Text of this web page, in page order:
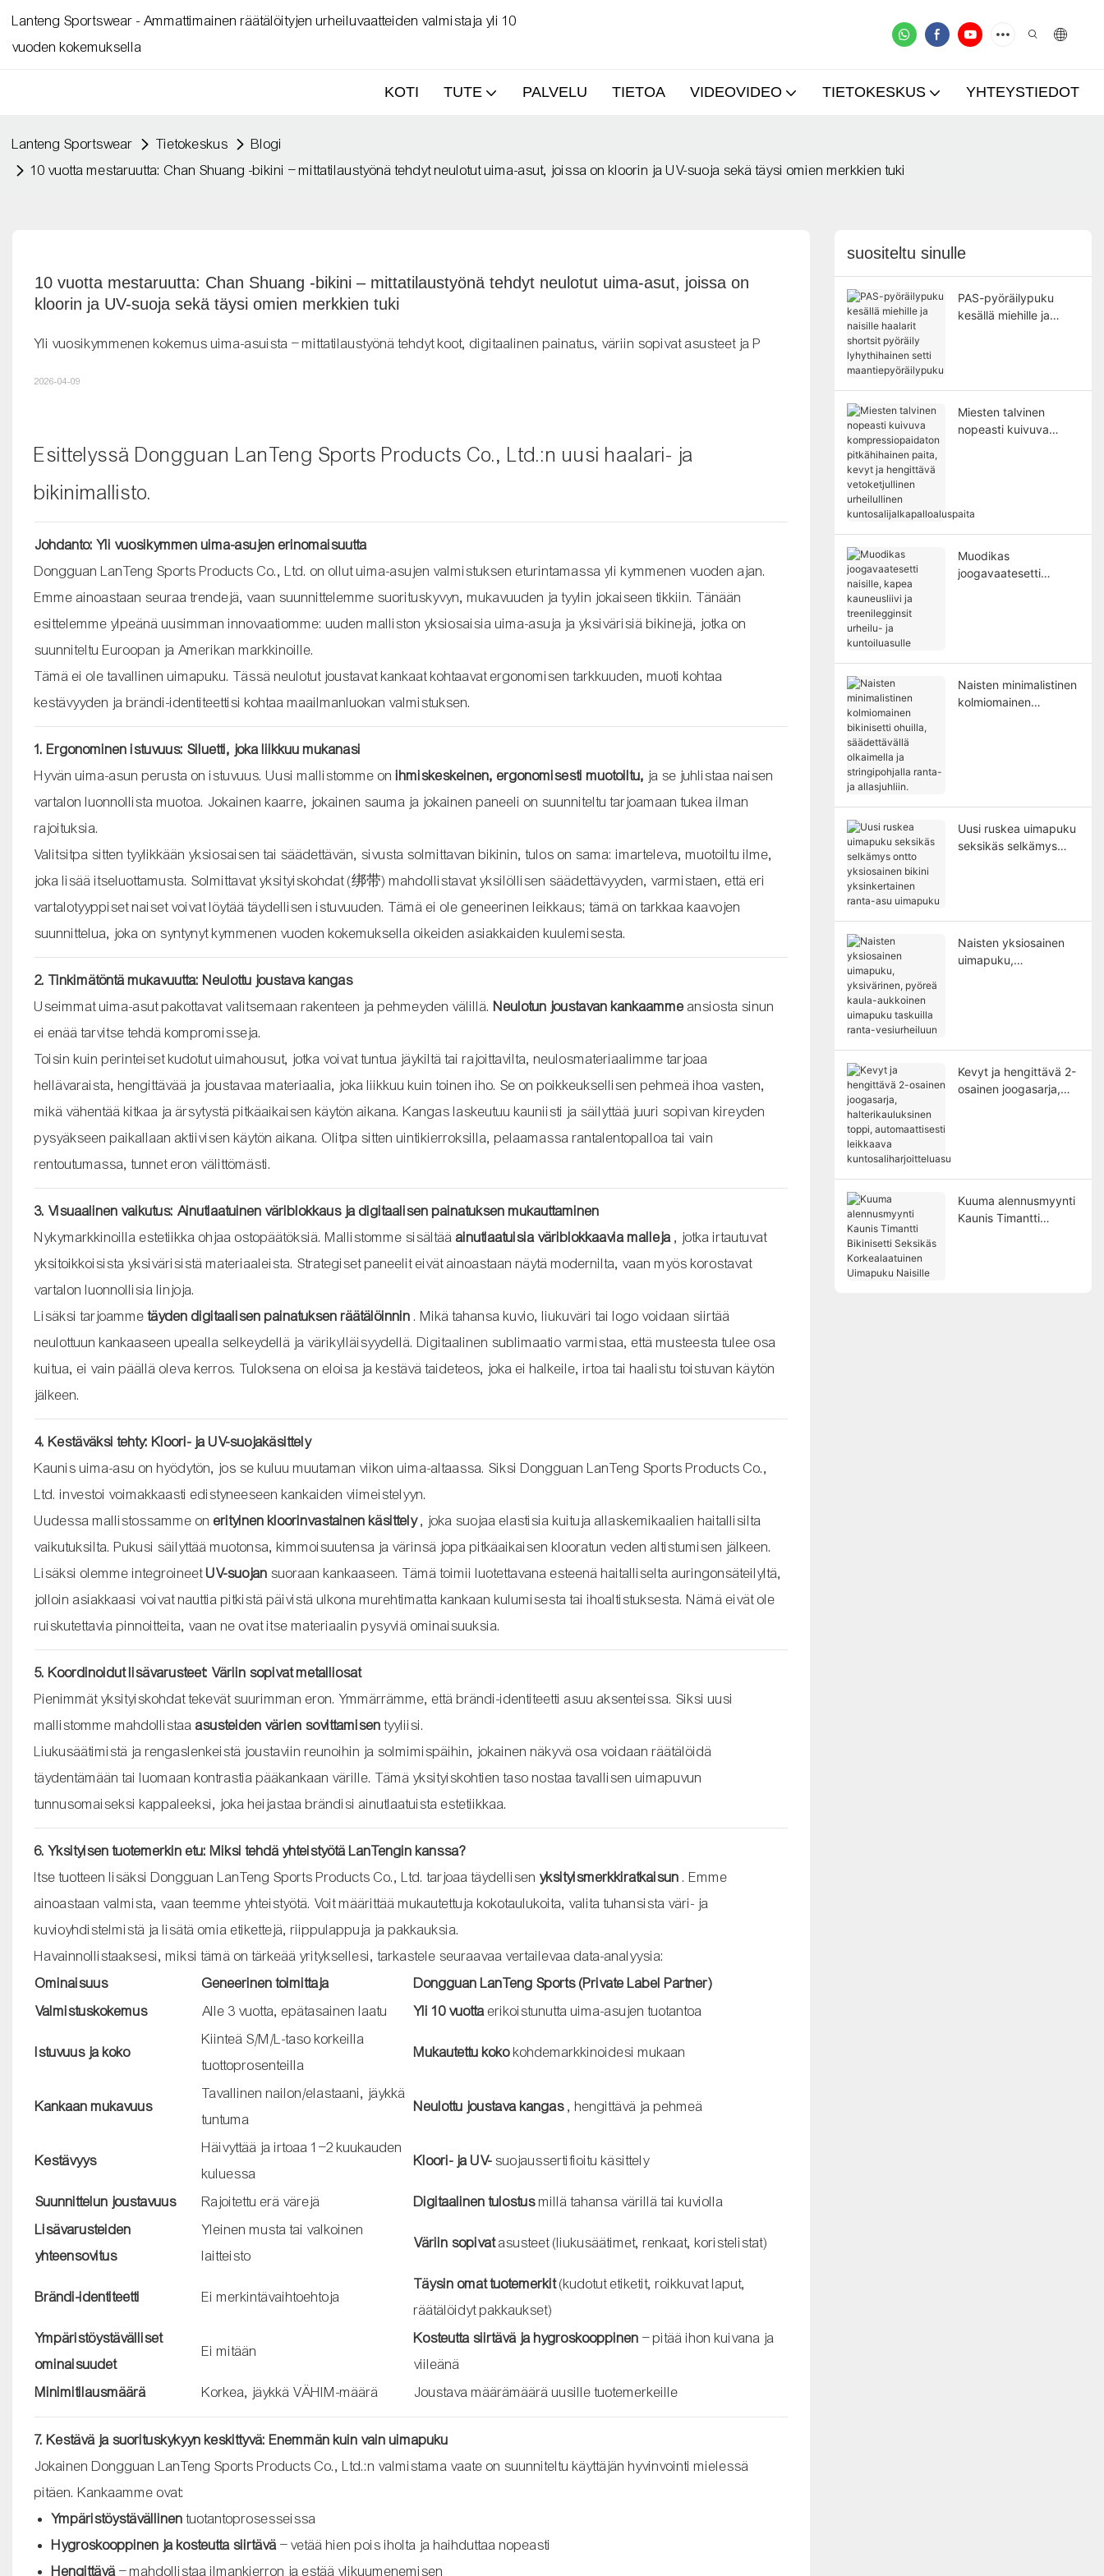
Lanteng Sportswear - Ammattimainen räätälöityjen urheiluvaatteiden valmistaja yli 10
vuoden kokemuksella
KOTI TUTE PALVELU TIETOA VIDEOVIDEO TIETOKESKUS YHTEYSTIEDOT
Lanteng Sportswear Tietokeskus
Blogi
10 vuotta mestaruutta: Chan Shuang -bikini – mittatilaustyönä tehdyt neulotut uima-asut, joissa on kloorin ja UV-suoja sekä täysi omien merkkien tuki
10 vuotta mestaruutta: Chan Shuang -bikini – mittatilaustyönä tehdyt neulotut uima-asut, joissa on
kloorin ja UV-suoja sekä täysi omien merkkien tuki
Yli vuosikymmenen kokemus uima-asuista – mittatilaustyönä tehdyt koot, digitaalinen painatus, väriin sopivat asusteet ja P
2026-04-09
Esittelyssä Dongguan LanTeng Sports Products Co., Ltd.:n uusi haalari- ja
bikinimallisto.
Johdanto: Yli vuosikymmen uima-asujen erinomaisuutta
Dongguan LanTeng Sports Products Co., Ltd. on ollut uima-asujen valmistuksen eturintamassa yli kymmenen vuoden ajan.
Emme ainoastaan ​​seuraa trendejä, vaan suunnittelemme suorituskyvyn, mukavuuden ja tyylin jokaiseen tikkiin. Tänään
esittelemme ylpeänä uusimman innovaatiomme: uuden malliston yksiosaisia ​​uima-asuja ja yksivärisiä bikinejä, jotka on
suunniteltu Euroopan ja Amerikan markkinoille.
Tämä ei ole tavallinen uimapuku. Tässä neulotut joustavat kankaat kohtaavat ergonomisen tarkkuuden, muoti kohtaa
kestävyyden ja brändi-identiteettisi kohtaa maailmanluokan valmistuksen.
1. Ergonominen istuvuus: Siluetti, joka liikkuu mukanasi
Hyvän uima-asun perusta on istuvuus. Uusi mallistomme onihmiskeskeinen, ergonomisesti muotoiltu, ja se juhlistaa naisen
vartalon luonnollista muotoa. Jokainen kaarre, jokainen sauma ja jokainen paneeli on suunniteltu tarjoamaan tukea ilman
rajoituksia.
Valitsitpa sitten tyylikkään yksiosaisen tai säädettävän, sivusta solmittavan bikinin, tulos on sama: imarteleva, muotoiltu ilme,
joka lisää itseluottamusta. Solmittavat yksityiskohdat (绑带) mahdollistavat yksilöllisen säädettävyyden, varmistaen, että eri
vartalotyyppiset naiset voivat löytää täydellisen istuvuuden. Tämä ei ole geneerinen leikkaus; tämä on tarkkaa kaavojen
suunnittelua, joka on syntynyt kymmenen vuoden kokemuksella oikeiden asiakkaiden kuulemisesta.
2. Tinkimätöntä mukavuutta: Neulottu joustava kangas
Useimmat uima-asut pakottavat valitsemaan rakenteen ja pehmeyden välillä.Neulotun joustavan kankaamme ansiosta sinun
ei enää tarvitse tehdä kompromisseja.
Toisin kuin perinteiset kudotut uimahousut, jotka voivat tuntua jäykiltä tai rajoittavilta, neulosmateriaalimme tarjoaa
hellävaraista, hengittävää ja joustavaa materiaalia, joka liikkuu kuin toinen iho. Se on poikkeuksellisen pehmeä ihoa vasten,
mikä vähentää kitkaa ja ärsytystä pitkäaikaisen käytön aikana. Kangas laskeutuu kauniisti ja säilyttää juuri sopivan kireyden
pysyäkseen paikallaan aktiivisen käytön aikana. Olitpa sitten uintikierroksilla, pelaamassa rantalentopalloa tai vain
rentoutumassa, tunnet eron välittömästi.
3. Visuaalinen vaikutus: Ainutlaatuinen väriblokkaus ja digitaalisen painatuksen mukauttaminen
Nykymarkkinoilla estetiikka ohjaa ostopäätöksiä. Mallistomme sisältää ainutlaatuisia väriblokkaavia malleja, jotka irtautuvat
yksitoikkoisista yksivärisistä materiaaleista. Strategiset paneelit eivät ainoastaan ​​näytä modernilta, vaan myös korostavat
vartalon luonnollisia linjoja.
Lisäksi tarjoammetäyden digitaalisen painatuksen räätälöinnin. Mikä tahansa kuvio, liukuväri tai logo voidaan siirtää
neulottuun kankaaseen upealla selkeydellä ja värikylläisyydellä. Digitaalinen sublimaatio varmistaa, että musteesta tulee osa
kuitua, ei vain päällä oleva kerros. Tuloksena on eloisa ja kestävä taideteos, joka ei halkeile, irtoa tai haalistu toistuvan käytön
jälkeen.
4. Kestäväksi tehty: Kloori- ja UV-suojakäsittely
Kaunis uima-asu on hyödytön, jos se kuluu muutaman viikon uima-altaassa. Siksi Dongguan LanTeng Sports Products Co.,
Ltd. investoi voimakkaasti edistyneeseen kankaiden viimeistelyyn.
Uudessa mallistossamme on erityinen kloorinvastainen käsittely, joka suojaa elastisia kuituja allaskemikaalien haitallisilta
vaikutuksilta. Pukusi säilyttää muotonsa, kimmoisuutensa ja värinsä jopa pitkäaikaisen klooratun veden altistumisen jälkeen.
Lisäksi olemme integroineetUV-suojan suoraan kankaaseen. Tämä toimii luotettavana esteenä haitalliselta auringonsäteilyltä,
jolloin asiakkaasi voivat nauttia pitkistä päivistä ulkona murehtimatta kankaan kulumisesta tai ihoaltistuksesta. Nämä eivät ole
ruiskutettavia pinnoitteita, vaan ne ovat itse materiaalin pysyviä ominaisuuksia.
5. Koordinoidut lisävarusteet: Väriin sopivat metalliosat
Pienimmät yksityiskohdat tekevät suurimman eron. Ymmärrämme, että brändi-identiteetti asuu aksenteissa. Siksi uusi
mallistomme mahdollistaa asusteiden värien sovittamisentyyliisi.
Liukusäätimistä ja rengaslenkeistä joustaviin reunoihin ja solmimispäihin, jokainen näkyvä osa voidaan räätälöidä
täydentämään tai luomaan kontrastia pääkankaan värille. Tämä yksityiskohtien taso nostaa tavallisen uimapuvun
tunnusomaiseksi kappaleeksi, joka heijastaa brändisi ainutlaatuista estetiikkaa.
6. Yksityisen tuotemerkin etu: Miksi tehdä yhteistyötä LanTengin kanssa?
Itse tuotteen lisäksi Dongguan LanTeng Sports Products Co., Ltd. tarjoaa täydellisen yksityismerkkiratkaisun. Emme
ainoastaan ​​valmista, vaan teemme yhteistyötä. Voit määrittää mukautettuja kokotaulukoita, valita tuhansista väri- ja
kuvioyhdistelmistä ja lisätä omia etikettejä, riippulappuja ja pakkauksia.
Havainnollistaaksesi, miksi tämä on tärkeää yrityksellesi, tarkastele seuraavaa vertailevaa data-analyysia:
Ominaisuus
Geneerinen toimittaja
Dongguan LanTeng Sports (Private Label Partner)
Valmistuskokemus
Alle 3 vuotta, epätasainen laatu Yli 10 vuottaerikoistunutta uima-asujen tuotantoa
Istuvuus ja koko
Kiinteä S/M/L-taso korkeilla
tuottoprosenteilla
Mukautettu kokokohdemarkkinoidesi mukaan
Kankaan mukavuus
Tavallinen nailon/elastaani, jäykkä
tuntuma
Neulottu joustava kangas, hengittävä ja pehmeä
Kestävyys
Häivyttää ja irtoaa 1–2 kuukauden
kuluessa
Kloori- ja UV-suojaussertifioitu käsittely
Suunnittelun joustavuus Rajoitettu erä värejä Digitaalinen tulostusmillä tahansa värillä tai kuviolla
Lisävarusteiden
yhteensovitus
Yleinen musta tai valkoinen
laitteisto
Väriin sopivatasusteet (liukusäätimet, renkaat, koristelistat)
Brändi-identiteetti Ei merkintävaihtoehtoja
Täysin omat tuotemerkit(kudotut etiketit, roikkuvat laput,
räätälöidyt pakkaukset)
Ympäristöystävälliset
ominaisuudet
Ei mitään
Kosteutta siirtävä ja hygroskooppinen – pitää ihon kuivana ja
viileänä
Minimitilausmäärä
Korkea, jäykkä VÄHIM-määrä Joustava määrämäärä uusille tuotemerkeille
7. Kestävä ja suorituskykyyn keskittyvä: Enemmän kuin vain uimapuku
Jokainen Dongguan LanTeng Sports Products Co., Ltd.:n valmistama vaate on suunniteltu käyttäjän hyvinvointi mielessä
pitäen. Kankaamme ovat:
Ympäristöystävällinentuotantoprosesseissa
Hygroskooppinen ja kosteutta siirtävä– vetää hien pois iholta ja haihduttaa nopeasti
Hengittävä– mahdollistaa ilmankierron ja estää ylikuumenemisen
suositeltu sinulle
PAS-pyöräilypuku
kesällä miehille ja
Miesten talvinen
nopeasti kuivuva
urheilullinen
kuntosalijalkapalloalus
paita
Muodikas
joogavaatesetti
Naisten minimalistinen
kolmiomainen
Uusi ruskea uimapuku
seksikäs selkämys
Naisten yksiosainen
uimapuku,
Kevyt ja hengittävä 2-
osainen joogasarja,
Kuuma alennusmyynti
Kaunis Timantti